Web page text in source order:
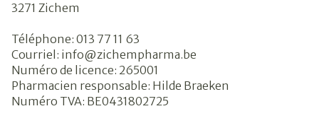
3271 Zichem
Téléphone: 013 77 11 63
Courriel: info@zichempharma.be
Numéro de licence: 265001
Pharmacien responsable: Hilde Braeken
Numéro TVA: BE0431802725